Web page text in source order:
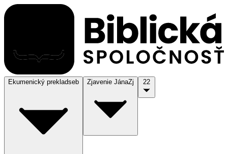
Ekumenický prekladseb Zjavenie JánaZj